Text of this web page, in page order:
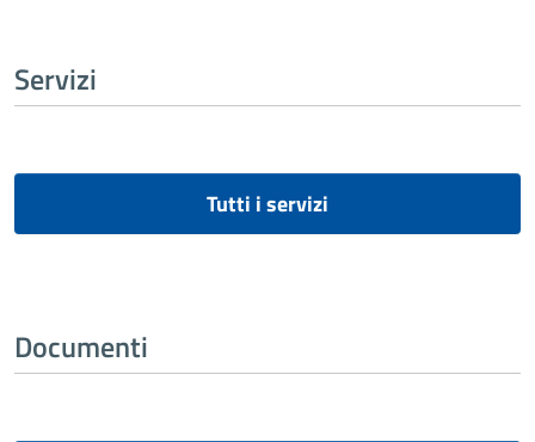
Servizi
Tutti i servizi
Documenti